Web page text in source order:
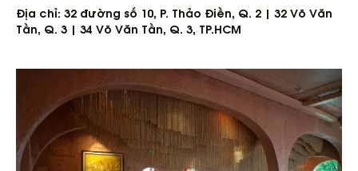
Địa chỉ: 32 đường số 10, P. Thảo Điền, Q. 2 | 32 Võ Văn
Tần, Q. 3 | 34 Võ Văn Tần, Q. 3, TP.HCM